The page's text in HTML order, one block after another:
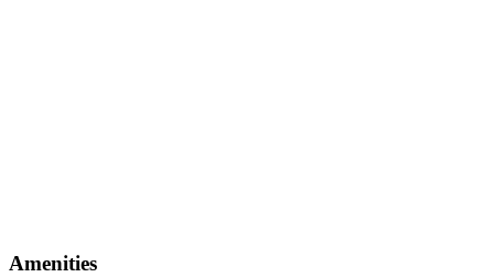
Amenities